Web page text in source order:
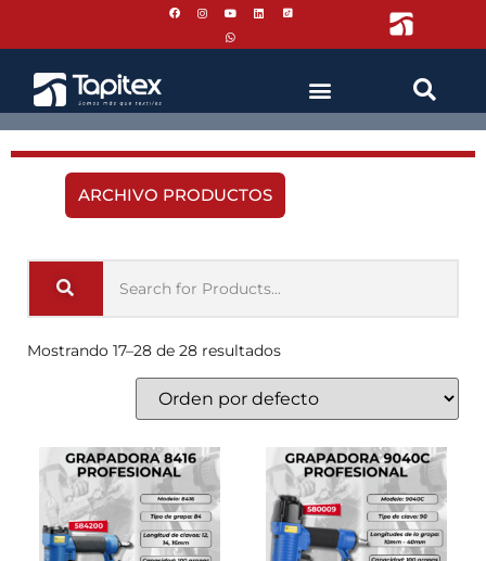
ARCHIVO PRODUCTOS
Mostrando 17–28 de 28 resultados